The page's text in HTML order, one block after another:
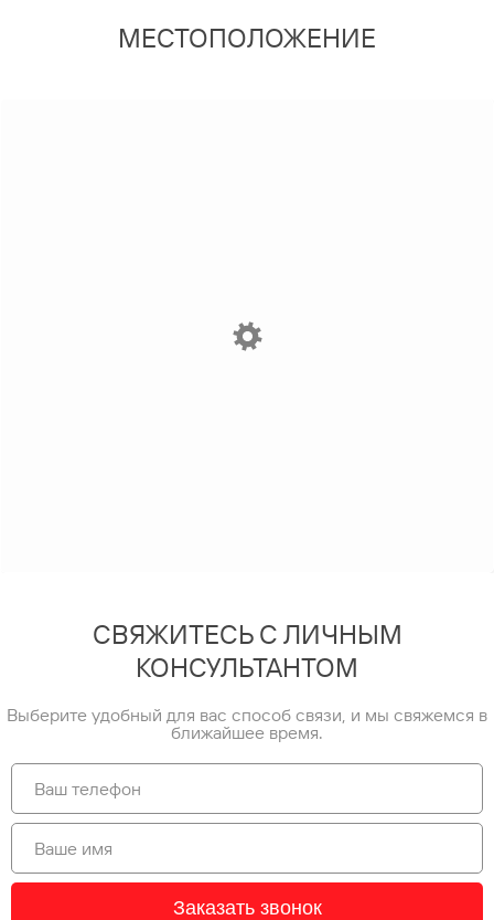
МЕСТОПОЛОЖЕНИЕ
СВЯЖИТЕСЬ С ЛИЧНЫМ
КОНСУЛЬТАНТОМ
Выберите удобный для вас способ связи, и мы свяжемся в
ближайшее время.
Заказать звонок